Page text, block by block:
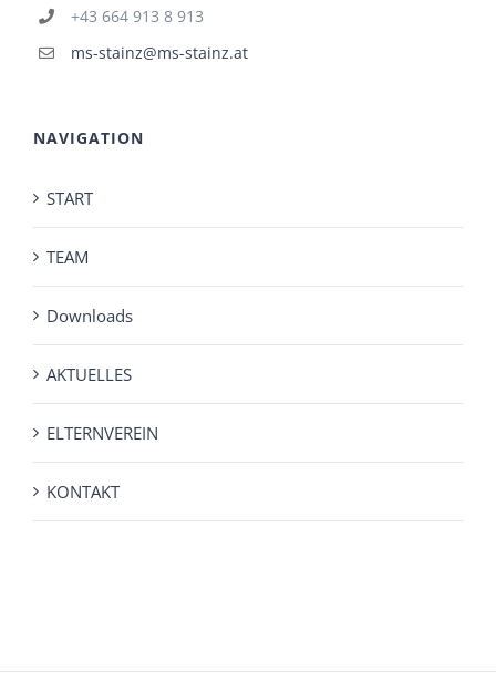
+43 664 913 8 913
ms-stainz@ms-stainz.at
NAVIGATION
START
TEAM
Downloads
AKTUELLES
ELTERNVEREIN
KONTAKT